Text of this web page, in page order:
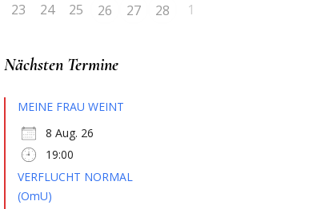
23
24 25 26 27 28 1
Nächsten Termine
MEINE FRAU WEINT
8 Aug. 26
19:00
VERFLUCHT NORMAL
(OmU)